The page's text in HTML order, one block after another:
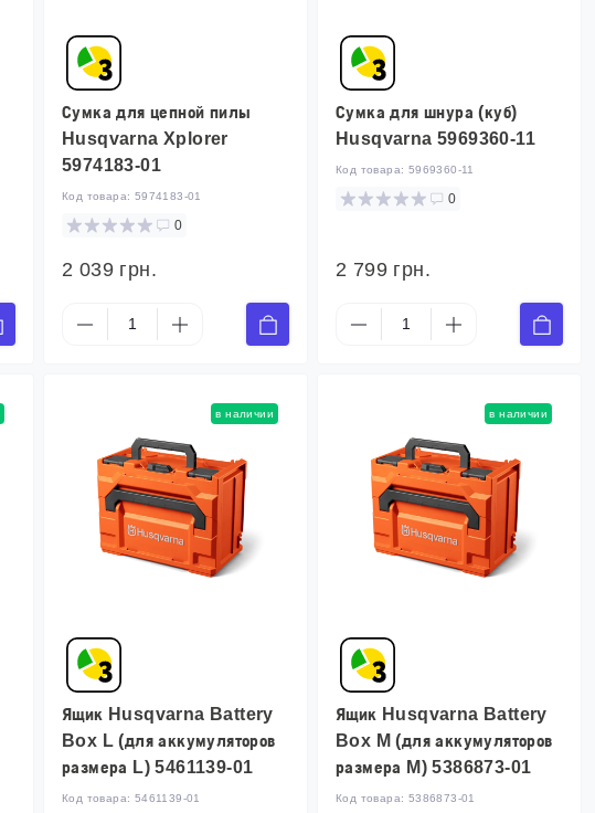
Сумка для цепной пилы
Husqvarna Xplorer
5974183-01
Код товара: 5974183-01
0
2 039 грн.
Сумка для шнура (куб)
Husqvarna 5969360-11
Код товара: 5969360-11
0
2 799 грн.
в наличии
Ящик Husqvarna Battery
Box L (для аккумуляторов
размера L) 5461139-01
Код товара: 5461139-01
в наличии
Ящик Husqvarna Battery
Box M (для аккумуляторов
размера M) 5386873-01
Код товара: 5386873-01